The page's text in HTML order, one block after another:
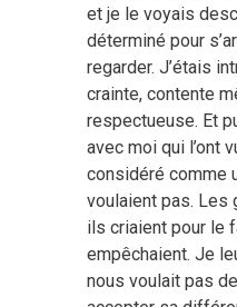
et je le voyais
déterminé pour
regarder. J’étais
crainte, contente
respectueuse. Et
avec moi qui l’ont
considéré comme
voulaient pas. Les
ils criaient pour le
empêchaient. Je
nous voulait pas